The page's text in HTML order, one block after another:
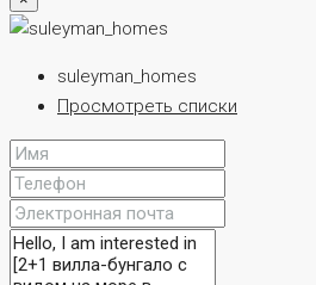
suleyman_homes
Просмотреть списки